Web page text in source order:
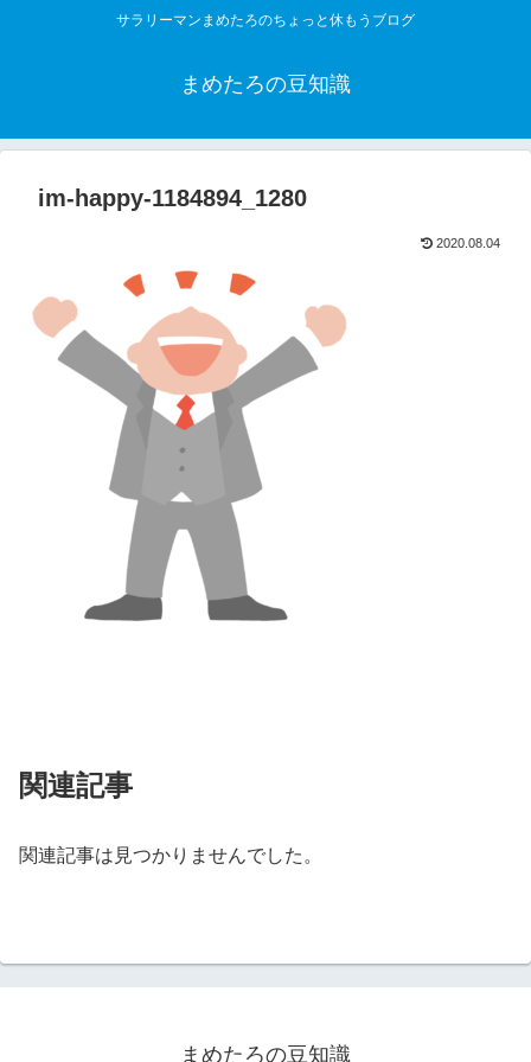
サラリーマンまめたろのちょっと休もうブログ
まめたろの豆知識
im-happy-1184894_1280
2020.08.04
関連記事
関連記事は見つかりませんでした。
まめたろの豆知識